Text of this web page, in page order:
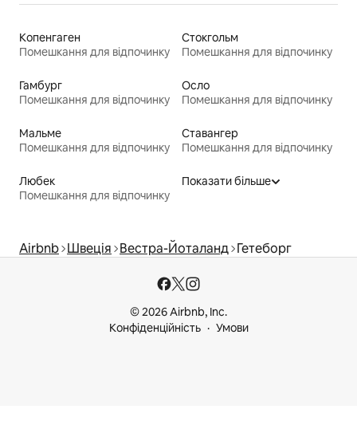
Копенгаген
Помешкання для відпочинку
Стокгольм
Помешкання для відпочинку
Гамбург
Помешкання для відпочинку
Осло
Помешкання для відпочинку
Мальме
Помешкання для відпочинку
Ставангер
Помешкання для відпочинку
Любек
Помешкання для відпочинку
Показати більше
Airbnb Швеція Вестра-Йоталанд Гетеборг
© 2026 Airbnb, Inc.
Конфіденційність
Умови